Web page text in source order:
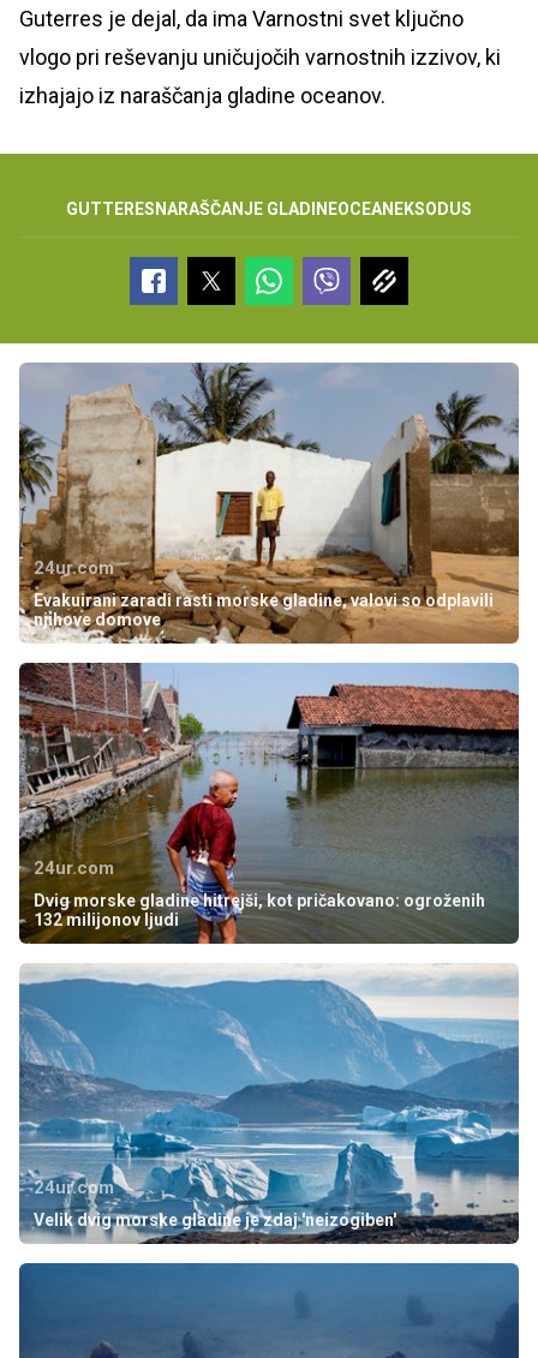
Guterres je dejal, da ima Varnostni svet ključno
vlogo pri reševanju uničujočih varnostnih izzivov, ki
izhajajo iz naraščanja gladine oceanov.
GUTTERES NARAŠČANJE GLADINEOCEAN EKSODUS
24ur.com
Evakuirani zaradi rasti morske gladine, valovi so odplavili
njihove domove
24ur.com
Dvig morske gladine hitrejši, kot pričakovano: ogroženih
132 milijonov ljudi
24ur.com
Velik dvig morske gladine je zdaj 'neizogiben'